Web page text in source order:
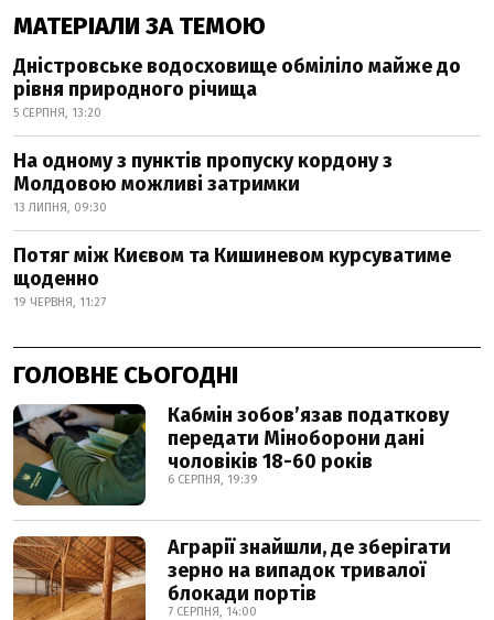
МАТЕРІАЛИ ЗА ТЕМОЮ
Дністровське водосховище обміліло майже до
рівня природного річища
5 СЕРПНЯ, 13:20
На одному з пунктів пропуску кордону з
Молдовою можливі затримки
13 ЛИПНЯ, 09:30
Потяг між Києвом та Кишиневом курсуватиме
щоденно
19 ЧЕРВНЯ, 11:27
ГОЛОВНЕ СЬОГОДНІ
Кабмін зобовʼязав податкову
передати Міноборони дані
чоловіків 18-60 років
6 СЕРПНЯ, 19:39
Аграрії знайшли, де зберігати
зерно на випадок тривалої
блокади портів
7 СЕРПНЯ, 14:00